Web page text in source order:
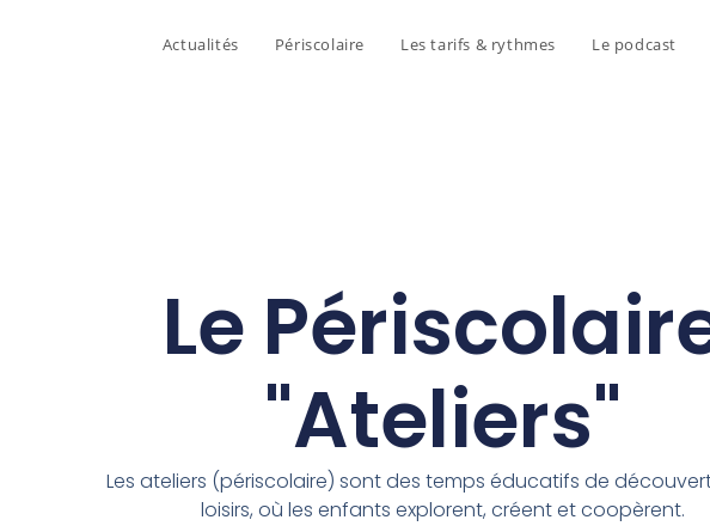
Actualités Périscolaire Les tarifs & rythmes Le podcast
Le
"Ateliers"
Les ateliers (périscolaire) sont des temps éducatifs de
loisirs, où les enfants explorent, créent et coopèrent.